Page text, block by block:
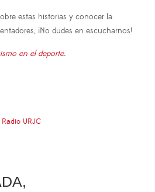
estas historias y conocer la
¡No dudes en escucharnos!
en el deporte.
URJC